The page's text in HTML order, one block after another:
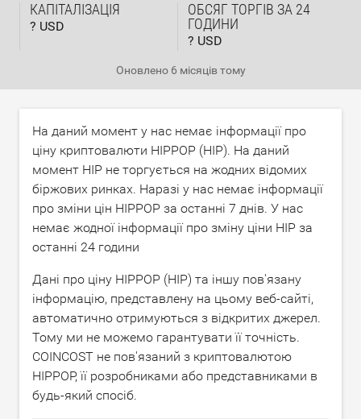
КАПІТАЛІЗАЦІЯ
? USD
ОБСЯГ ТОРГІВ ЗА 24
ГОДИНИ
? USD
Оновлено 6 місяців тому
На даний момент у нас немає інформації про
ціну криптовалюти HIPPOP (HIP). На даний
момент HIP не торгується на жодних відомих
біржових ринках. Наразі у нас немає інформації
про зміни цін HIPPOP за останні 7 днів. У нас
немає жодної інформації про зміну ціни HIP за
останні 24 години
Дані про ціну HIPPOP (HIP) та іншу пов'язану
інформацію, представлену на цьому веб-сайті,
автоматично отримуються з відкритих джерел.
Тому ми не можемо гарантувати її точність.
COINCOST не пов'язаний з криптовалютою
HIPPOP, її розробниками або представниками в
будь-який спосіб.